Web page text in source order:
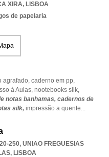
XIRA, LISBOA
de papelaria
agrafado, caderno em pp,
á Aulas, nootebooks silk,
notas banhamas, cadernos de
silk, impressão a quente...
250, UNIAO FREGUESIAS
, LISBOA